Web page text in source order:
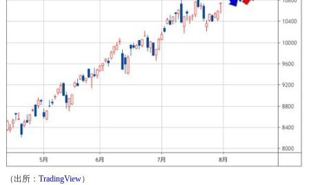
（出所： TradingView）